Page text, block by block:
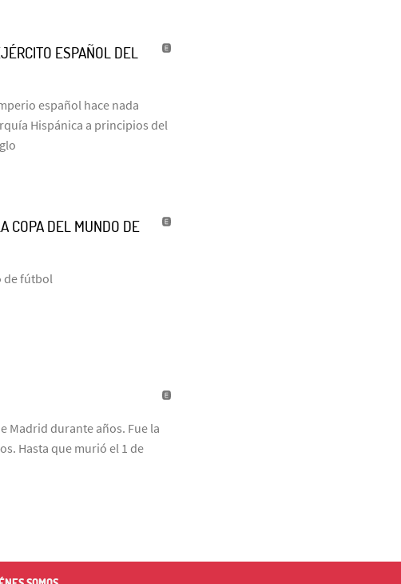
ESPAÑOL DEL
español hace nada
Hispánica a principios del
COPA DEL MUNDO DE
de fútbol
Madrid durante años. Fue la
Hasta que murió el 1 de